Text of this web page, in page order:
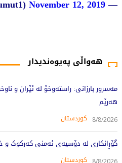
هەواڵی پەیوەندیدار
مەسرور بارزانی: راستەوخۆ لە ئێران و
هەرێم
8/8/2026 کوردستان
گۆڕانکاری لە دۆسیەی ئەمنی کەرکوک و
8/8/2026 کوردستان
— warhelumut (@warhelumut1)
November 12, 2019